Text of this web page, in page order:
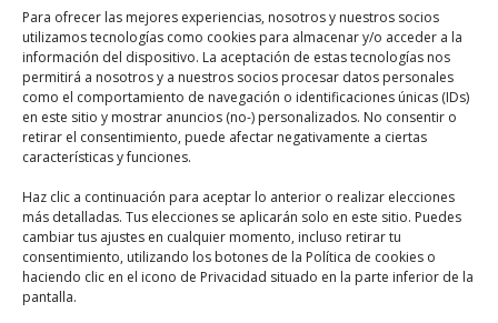
Para ofrecer las mejores experiencias, nosotros y nuestros socios
utilizamos tecnologías como cookies para almacenar y/o acceder a la
información del dispositivo. La aceptación de estas tecnologías nos
permitirá a nosotros y a nuestros socios procesar datos personales
como el comportamiento de navegación o identificaciones únicas (IDs)
en este sitio y mostrar anuncios (no-) personalizados. No consentir o
retirar el consentimiento, puede afectar negativamente a ciertas
características y funciones.
Haz clic a continuación para aceptar lo anterior o realizar elecciones
más detalladas. Tus elecciones se aplicarán solo en este sitio. Puedes
cambiar tus ajustes en cualquier momento, incluso retirar tu
consentimiento, utilizando los botones de la Política de cookies o
haciendo clic en el icono de Privacidad situado en la parte inferior de la
pantalla.
Llamar Ahora
Como llegar a Desatascos Vega
Baja
Desatascos Vega Bajase encuentra
ubicado en Orihuela Costa, utiliza el
siguiente mapa para ubicarlos: